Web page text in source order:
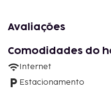
Avaliações
Comodidades do
Internet
Estacionamento